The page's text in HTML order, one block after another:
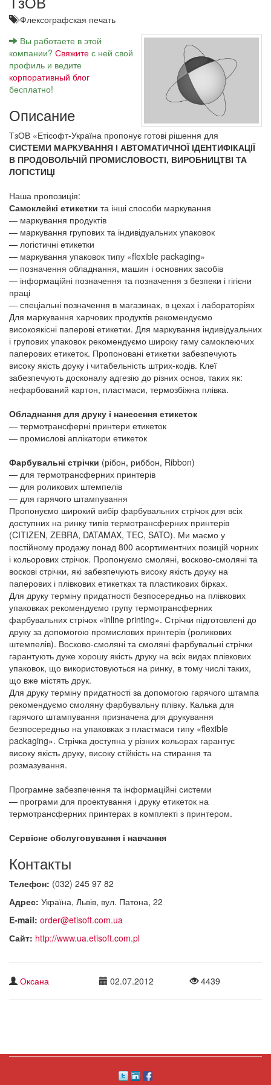
Флексографская печать
Вы работаете в этой
компании? Свяжите с ней свой
профиль и ведите
корпоративный блог
бесплатно!
Описание
ТзОВ «Етісофт-Україна пропонує готові рішення для
СИСТЕМИ МАРКУВАННЯ І АВТОМАТИЧНОЇ ІДЕНТИФІКАЦІЇ
В ПРОДОВОЛЬЧІЙ ПРОМИСЛОВОСТІ, ВИРОБНИЦТВІ ТА
ЛОГІСТИЦІ
Наша пропозиція:
Самоклейкі етикетки та інші способи маркування
— маркування продуктів
— маркування групових та індивідуальних упаковок
— логістичні етикетки
— маркування упаковок типу «flexible packaging»
— позначення обладнання, машин і основних засобів
— інформаційні позначення та позначення з безпеки і гігієни
праці
— спеціальні позначення в магазинах, в цехах і лабораторіях
Для маркування харчових продуктів рекомендуємо
високоякісні паперові етикетки. Для маркування індивідуальних
і групових упаковок рекомендуємо широку гаму самоклеючих
паперових етикеток. Пропоновані етикетки забезпечують
високу якість друку і читабельність штрих-кодів. Клеї
забезпечують досконалу адгезію до різних основ, таких як:
нефарбований картон, пластмаси, термозбіжна плівка.
Обладнання для друку і нанесення етикеток
— термотрансферні принтери етикеток
— промислові аплікатори етикеток
Фарбувальні стрічки (рібон, риббон, Ribbon)
— для термотрансферних принтерів
— для роликових штемпелів
— для гарячого штампування
Пропонуємо широкий вибір фарбувальних стрічок для всіх
доступних на ринку типів термотрансферних принтерів
(CITIZEN, ZEBRA, DATAMAX, TEC, SATO). Ми маємо у
постійному продажу понад 800 асортиментних позицій чорних
і кольорових стрічок. Пропонуємо смоляні, восково-смоляні та
воскові стрічки, які забезпечують високу якість друку на
паперових і плівкових етикетках та пластикових бірках.
Для друку терміну придатності безпосередньо на плівкових
упаковках рекомендуємо групу термотрансферних
фарбувальних стрічок «inline printing». Стрічки підготовлені до
друку за допомогою промислових принтерів (роликових
штемпелів). Восково-смоляні та смоляні фарбувальні стрічки
гарантують дуже хорошу якість друку на всіх видах плівкових
упаковок, що використовуються на ринку, в тому числі таких,
що вже містять друк.
Для друку терміну придатності за допомогою гарячого штампа
рекомендуємо смоляну фарбувальну плівку. Калька для
гарячого штампування призначена для друкування
безпосередньо на упаковках з пластмаси типу «flexible
packaging». Стрічка доступна у різних кольорах гарантує
високу якість друку, високу стійкість на стирання та
розмазування.
Програмне забезпечення та інформаційні системи
— програми для проектування і друку етикеток на
термотрансферних принтерах в комплекті з принтером.
Сервісне обслуговування і навчання
Контакты
Телефон: (032) 245 97 82
Адрес: Україна, Львів, вул. Патона, 22
E-mail: order@etisoft.com.ua
Сайт: http://www.ua.etisoft.com.pl
Оксана 02.07.2012 4439